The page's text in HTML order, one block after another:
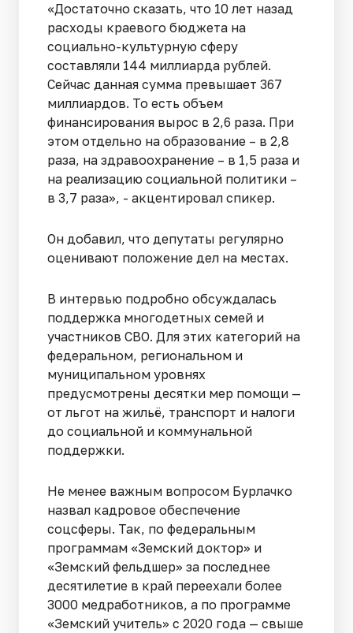
«Достаточно сказать, что 10 лет назад
расходы краевого бюджета на
социально-культурную сферу
составляли 144 миллиарда рублей.
Сейчас данная сумма превышает 367
миллиардов. То есть объем
финансирования вырос в 2,6 раза. При
этом отдельно на образование – в 2,8
раза, на здравоохранение – в 1,5 раза и
на реализацию социальной политики –
в 3,7 раза», - акцентировал спикер.
Он добавил, что депутаты регулярно
оценивают положение дел на местах.
В интервью подробно обсуждалась
поддержка многодетных семей и
участников СВО. Для этих категорий на
федеральном, региональном и
муниципальном уровнях
предусмотрены десятки мер помощи —
от льгот на жильё, транспорт и налоги
до социальной и коммунальной
поддержки.
Не менее важным вопросом Бурлачко
назвал кадровое обеспечение
соцсферы. Так, по федеральным
программам «Земский доктор» и
«Земский фельдшер» за последнее
десятилетие в край переехали более
3000 медработников, а по программе
«Земский учитель» с 2020 года — свыше